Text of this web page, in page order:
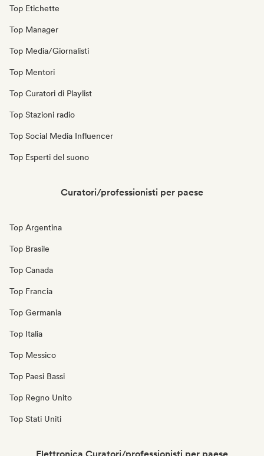
Top Etichette
Top Manager
Top Media/Giornalisti
Top Mentori
Top Curatori di Playlist
Top Stazioni radio
Top Social Media Influencer
Top Esperti del suono
Curatori/professionisti per paese
Top Argentina
Top Brasile
Top Canada
Top Francia
Top Germania
Top Italia
Top Messico
Top Paesi Bassi
Top Regno Unito
Top Stati Uniti